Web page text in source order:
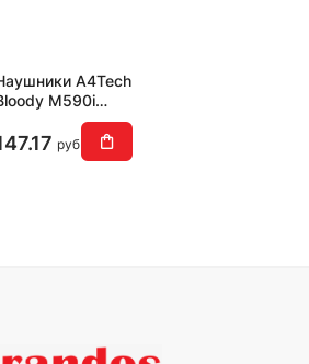
A4Tech
M590i
руб